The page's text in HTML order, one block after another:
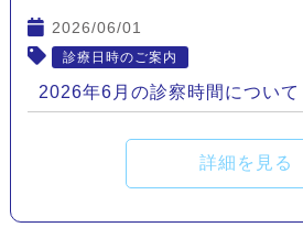
2026/06/01
診療日時のご案内
2026年6月の診察時間について
詳細を見る